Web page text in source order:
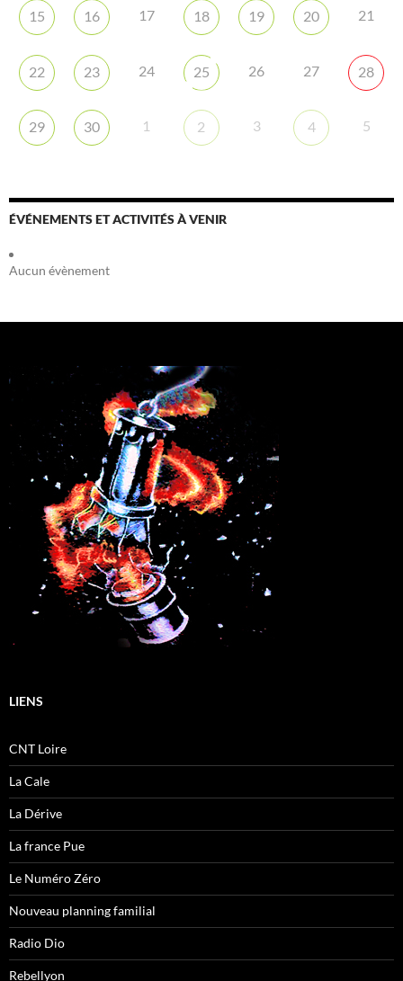
15 16 17 18 19 20 21
22 23 24 25 26 27 28
29 30 1 2 3 4 5
ÉVÉNEMENTS ET ACTIVITÉS À VENIR
Aucun évènement
LIENS
CNT Loire
La Cale
La Dérive
La france Pue
Le Numéro Zéro
Nouveau planning familial
Radio Dio
Rebellyon